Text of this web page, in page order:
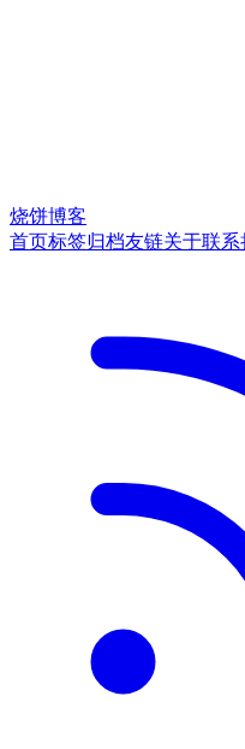
烧饼博客
首页标签归档友链关于联系